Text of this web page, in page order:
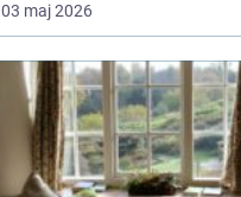
03 maj 2026